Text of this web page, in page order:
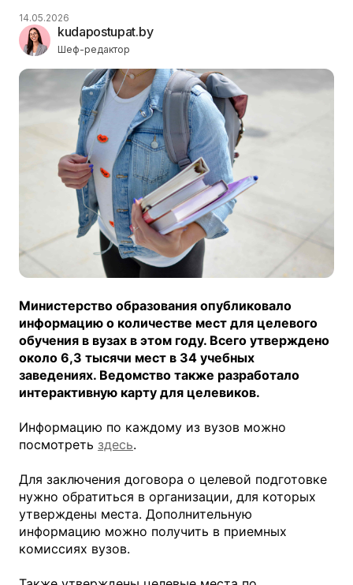
kudapostupat.by
Шеф-редактор
14.05.2026
Министерство образования опубликовало
информацию о количестве мест для целевого
обучения в вузах в этом году. Всего утверждено
около 6,3 тысячи мест в 34 учебных
заведениях. Ведомство также разработало
интерактивную карту для целевиков.
Информацию по каждому из вузов можно
посмотреть здесь.
Для заключения договора о целевой подготовке
нужно обратиться в организации, для которых
утверждены места. Дополнительную
информацию можно получить в приемных
комиссиях вузов.